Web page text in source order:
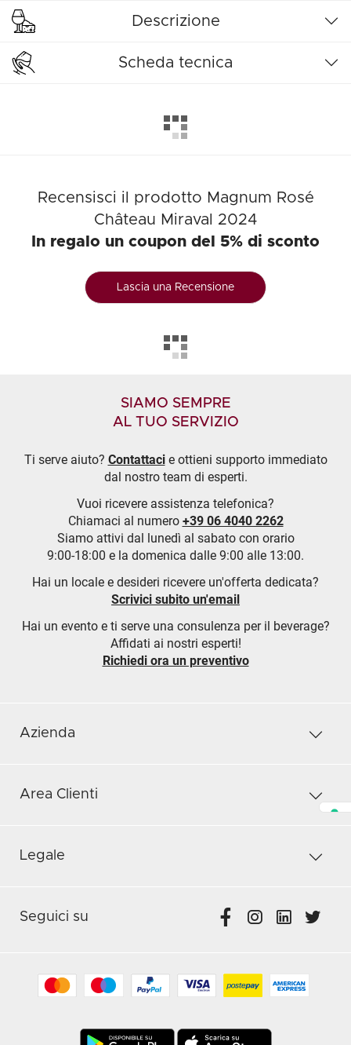
Descrizione
Scheda tecnica
Recensisci il prodotto Magnum Rosé
Château Miraval 2024
In regalo un coupon del 5% di sconto
Lascia una Recensione
SIAMO SEMPRE
AL TUO SERVIZIO
Ti serve aiuto? Contattacie ottieni supporto immediato
dal nostro team di esperti.
Vuoi ricevere assistenza telefonica?
Chiamaci al numero +39 06 4040 2262
Siamo attivi dal lunedì al sabato con orario
9:00-18:00 e la domenica dalle 9:00 alle 13:00.
Hai un locale e desideri ricevere un'offerta dedicata?
Scrivici subito un'email
Hai un evento e ti serve una consulenza per il beverage?
Affidati ai nostri esperti!
Richiedi ora un preventivo
Azienda
Area Clienti
Legale
Seguici su